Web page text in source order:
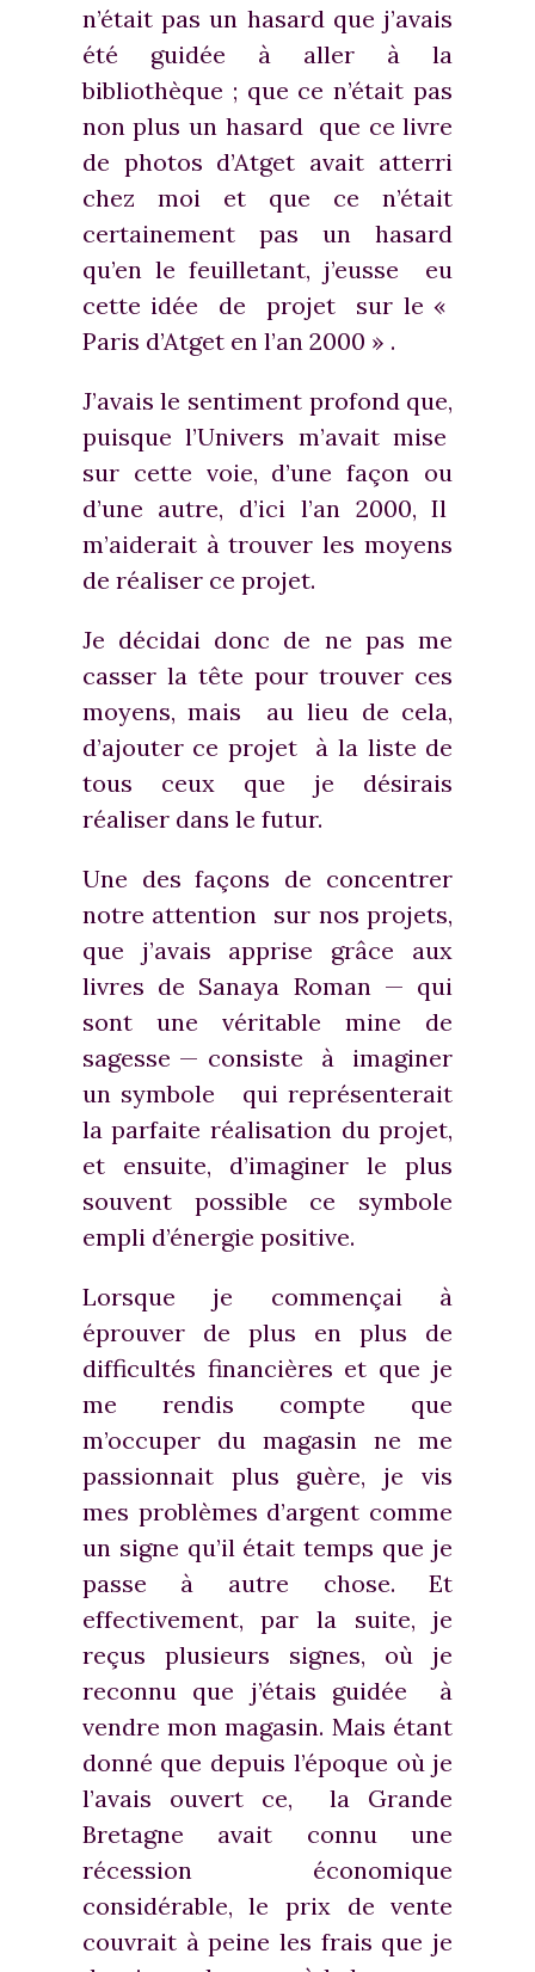
n’était pas un hasard que j’avais
été guidée à aller à la
bibliothèque ; que ce n’était pas
non plus un hasard que ce livre
de photos d’Atget avait atterri
chez moi et que ce n’était
certainement pas un hasard
qu’en le feuilletant, j’eusse eu
cette idée de projet sur le «
Paris d’Atget en l’an 2000 » .
J’avais le sentiment profond que,
puisque l’Univers m’avait mise
sur cette voie, d’une façon ou
d’une autre, d’ici l’an 2000, Il
m’aiderait à trouver les moyens
de réaliser ce projet.
Je décidai donc de ne pas me
casser la tête pour trouver ces
moyens, mais au lieu de cela,
d’ajouter ce projet à la liste de
tous ceux que je désirais
réaliser dans le futur.
Une des façons de concentrer
notre attention sur nos projets,
que j’avais apprise grâce aux
livres de Sanaya Roman — qui
sont une véritable mine de
sagesse — consiste à imaginer
un symbole qui représenterait
la parfaite réalisation du projet,
et ensuite, d’imaginer le plus
souvent possible ce symbole
empli d’énergie positive.
Lorsque je commençai à
éprouver de plus en plus de
difficultés financières et que je
me rendis compte que
m’occuper du magasin ne me
passionnait plus guère, je vis
mes problèmes d’argent comme
un signe qu’il était temps que je
passe à autre chose. Et
effectivement, par la suite, je
reçus plusieurs signes, où je
reconnu que j’étais guidée à
vendre mon magasin. Mais étant
donné que depuis l’époque où je
l’avais ouvert ce, la Grande
Bretagne avait connu une
récession économique
considérable, le prix de vente
couvrait à peine les frais que je